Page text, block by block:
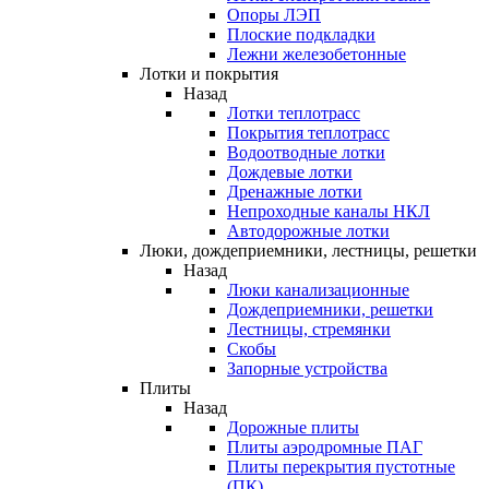
Опоры ЛЭП
Плоские подкладки
Лежни железобетонные
Лотки и покрытия
Назад
Лотки теплотрасс
Покрытия теплотрасс
Водоотводные лотки
Дождевые лотки
Дренажные лотки
Непроходные каналы НКЛ
Автодорожные лотки
Люки, дождеприемники, лестницы, решетки
Назад
Люки канализационные
Дождеприемники, решетки
Лестницы, стремянки
Скобы
Запорные устройства
Плиты
Назад
Дорожные плиты
Плиты аэродромные ПАГ
Плиты перекрытия пустотные